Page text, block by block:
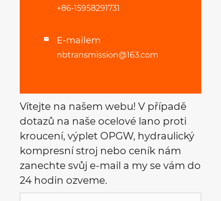
+86-15958291731
 E-mailem
nbtransmission@163.com
Vítejte na našem webu! V případě
dotazů na naše ocelové lano proti
kroucení, výplet OPGW, hydraulický
kompresní stroj nebo ceník nám
zanechte svůj e-mail a my se vám do
24 hodin ozveme.